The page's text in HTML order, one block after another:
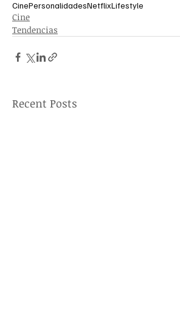
CinePersonalidadesNetflixLifestyle
Cine
Tendencias
Recent Posts